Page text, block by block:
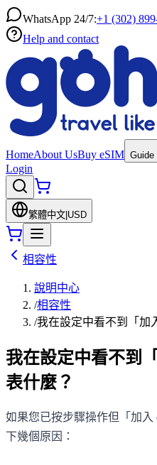
WhatsApp 24/7:+1 (302)
Help and contact
HomeAbout UsBuy eSIM Guide
Login
繁體中文 USD
相容性
說明中心
/相容性
/我在設定中看不到「加
我在設定中看不到
表什麼？
如果您已按步驟操作但「加
下幾個原因：